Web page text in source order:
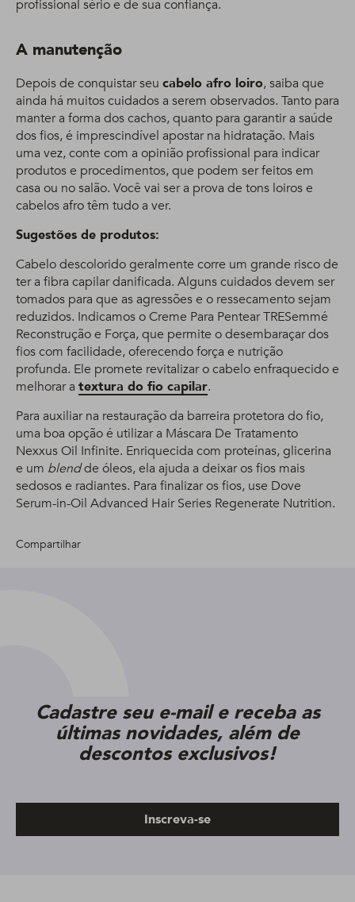
profissional sério e de sua confiança.
A manutenção
Depois de conquistar seu cabelo afro loiro, saiba que
ainda há muitos cuidados a serem observados. Tanto para
manter a forma dos cachos, quanto para garantir a saúde
dos fios, é imprescindível apostar na hidratação. Mais
uma vez, conte com a opinião profissional para indicar
produtos e procedimentos, que podem ser feitos em
casa ou no salão. Você vai ser a prova de tons loiros e
cabelos afro têm tudo a ver.
Sugestões de produtos:
Cabelo descolorido geralmente corre um grande risco de
ter a fibra capilar danificada. Alguns cuidados devem ser
tomados para que as agressões e o ressecamento sejam
reduzidos. Indicamos o Creme Para Pentear TRESemmé
Reconstrução e Força, que permite o desembaraçar dos
fios com facilidade, oferecendo força e nutrição
profunda. Ele promete revitalizar o cabelo enfraquecido e
melhorar a textura do fio capilar.
Para auxiliar na restauração da barreira protetora do fio,
uma boa opção é utilizar a Máscara De Tratamento
Nexxus Oil Infinite. Enriquecida com proteínas, glicerina
e um blendde óleos, ela ajuda a deixar os fios mais
sedosos e radiantes. Para finalizar os fios, use Dove
Serum-in-Oil Advanced Hair Series Regenerate Nutrition.
Compartilhar
Cadastre seu e-mail e receba as
últimas novidades, além de
descontos exclusivos!
Inscreva-se